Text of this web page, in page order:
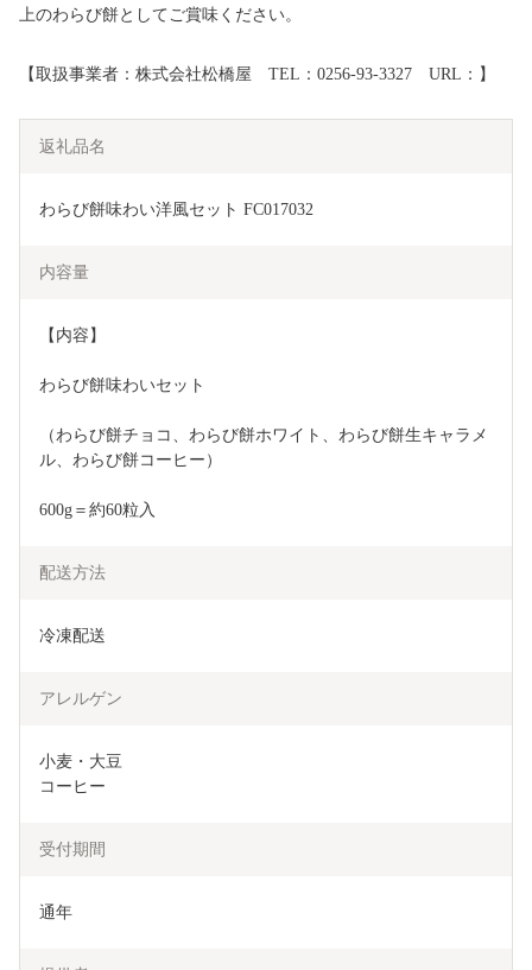
上のわらび餅としてご賞味ください。
【取扱事業者：株式会社松橋屋 TEL：0256-93-3327 URL：】
返礼品名
わらび餅味わい洋風セット FC017032
内容量
【内容】
わらび餅味わいセット
（わらび餅チョコ、わらび餅ホワイト、わらび餅生キャラメ
ル、わらび餅コーヒー）
600g＝約60粒入
配送方法
冷凍配送
アレルゲン
小麦・大豆
コーヒー
受付期間
通年